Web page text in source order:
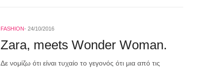
FASHION 24/10/2016
Zara, meets Wonder Woman.
Δε νομίζω ότι είναι τυχαίο το γεγονός ότι μια από τις